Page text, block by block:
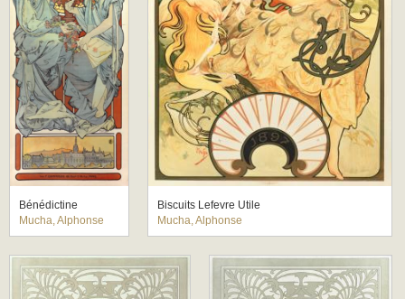
Bénédictine
Mucha, Alphonse
Biscuits Lefevre Utile
Mucha, Alphonse